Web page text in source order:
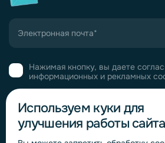
Нажимая кнопку, вы даете
информационных и рекламных
Пригласить в
Используем куки для
улучшения работы сайта